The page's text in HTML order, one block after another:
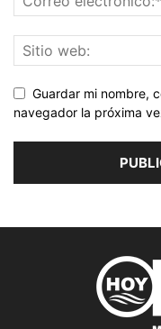
Guardar mi nombre,
navegador la próxima